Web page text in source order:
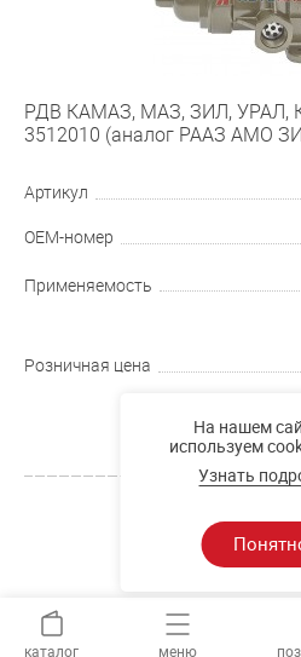
РДВ КАМАЗ, МАЗ, ЗИЛ, УРАЛ,
3512010 (аналог РААЗ АМО
Артикул
OEM-номер
Применяемость
Розничная цена
На нашем
используем
Узнать
каталог меню